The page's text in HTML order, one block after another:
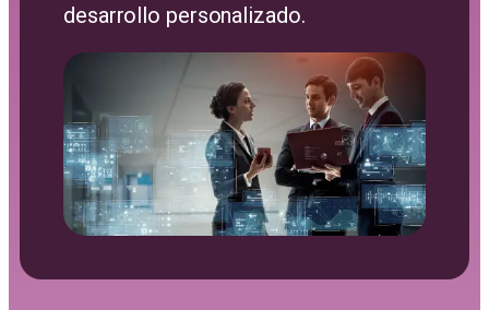
desarrollo personalizado.